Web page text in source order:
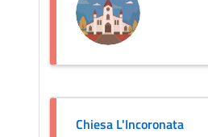
Chiesa L'Incoronata